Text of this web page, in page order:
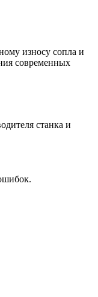
износу сопла и
современных
станка и